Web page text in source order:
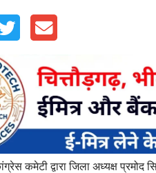
कमेटी द्वारा जिला अध्यक्ष प्रमोद